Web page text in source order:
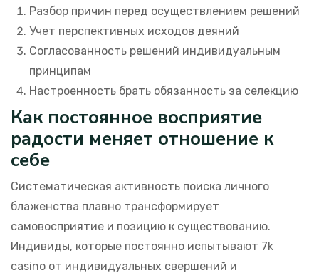
Разбор причин перед осуществлением решений
Учет перспективных исходов деяний
Согласованность решений индивидуальным
принципам
Настроенность брать обязанность за селекцию
Как постоянное восприятие
радости меняет отношение к
себе
Систематическая активность поиска личного
блаженства плавно трансформирует
самовосприятие и позицию к существованию.
Индивиды, которые постоянно испытывают 7k
casino от индивидуальных свершений и